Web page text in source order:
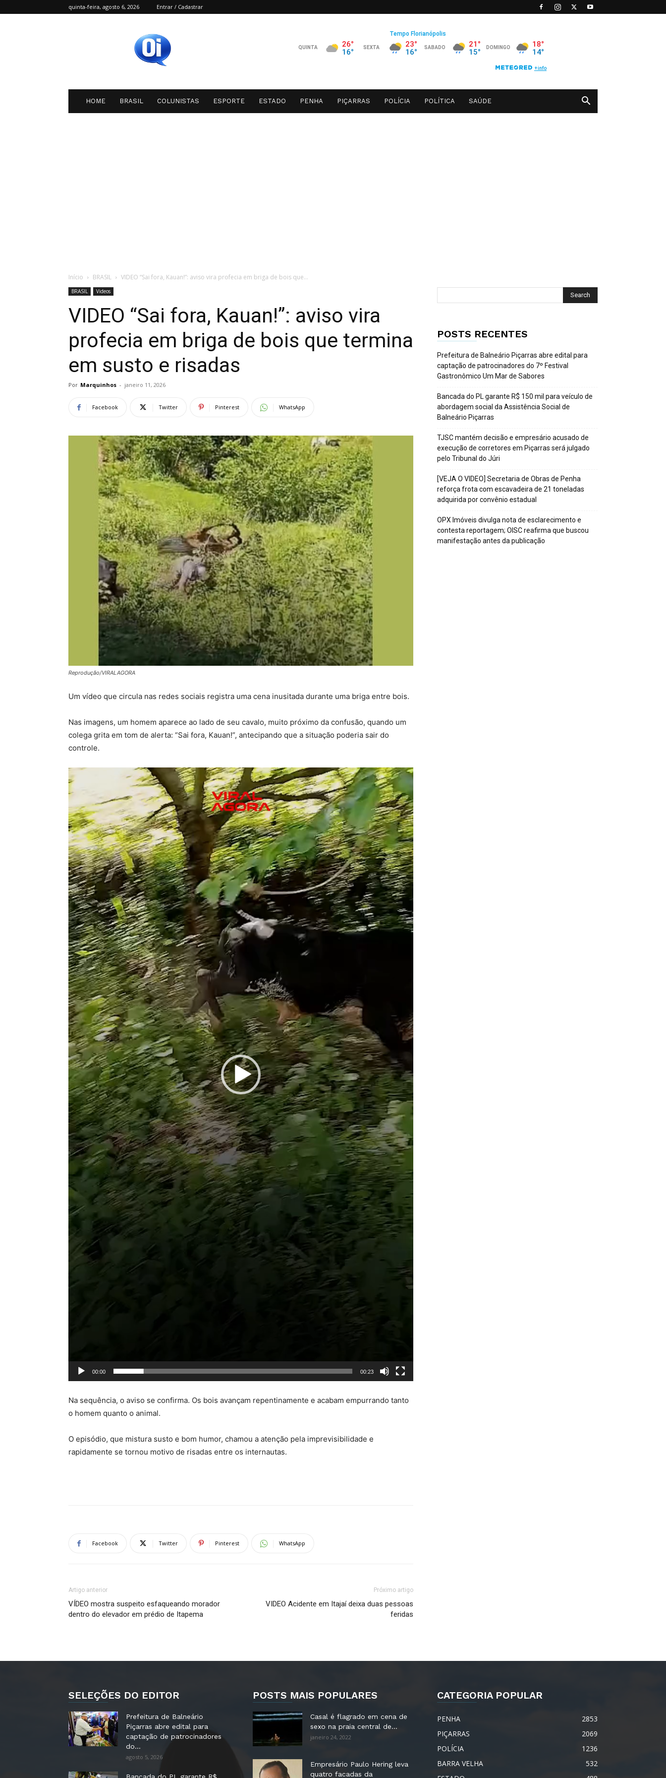
quinta-feira, agosto 6, 2026 Entrar / Cadastrar
HOME BRASIL COLUNISTAS ESPORTE ESTADO PENHA PIÇARRAS POLÍCIA POLÍTICA SAÚDE
Início BRASIL VIDEO “Sai fora, Kauan!”: aviso vira profecia em briga de bois que...
BRASIL Videos
VIDEO “Sai fora, Kauan!”: aviso vira
profecia em briga de bois que termina
em susto e risadas
Por Marquinhos - janeiro 11, 2026
Facebook Twitter Pinterest WhatsApp
Reprodução/VIRALAGORA
Um vídeo que circula nas redes sociais registra uma cena inusitada durante uma briga entre bois.
Nas imagens, um homem aparece ao lado de seu cavalo, muito próximo da confusão, quando um
colega grita em tom de alerta: “Sai fora, Kauan!”, antecipando que a situação poderia sair do
controle.
Tocador
de
vídeo
00:00 00:23
Na sequência, o aviso se confirma. Os bois avançam repentinamente e acabam empurrando tanto
o homem quanto o animal.
O episódio, que mistura susto e bom humor, chamou a atenção pela imprevisibilidade e
rapidamente se tornou motivo de risadas entre os internautas.
Facebook Twitter Pinterest WhatsApp
Artigo anterior
VÍDEO mostra suspeito esfaqueando morador
dentro do elevador em prédio de Itapema
Próximo artigo
VIDEO Acidente em Itajaí deixa duas pessoas
feridas
POSTS RECENTES
Prefeitura de Balneário Piçarras abre edital para
captação de patrocinadores do 7º Festival
Gastronômico Um Mar de Sabores
Bancada do PL garante R$ 150 mil para veículo de
abordagem social da Assistência Social de
Balneário Piçarras
TJSC mantém decisão e empresário acusado de
execução de corretores em Piçarras será julgado
pelo Tribunal do Júri
[VEJA O VIDEO] Secretaria de Obras de Penha
reforça frota com escavadeira de 21 toneladas
adquirida por convênio estadual
OPX Imóveis divulga nota de esclarecimento e
contesta reportagem; OISC reafirma que buscou
manifestação antes da publicação
SELEÇÕES DO EDITOR
Prefeitura de Balneário
Piçarras abre edital para
captação de patrocinadores
do...
agosto 5, 2026
POSTS MAIS POPULARES
Casal é flagrado em cena de
sexo na praia central de...
janeiro 24, 2022
Empresário Paulo Hering leva
quatro facadas da
CATEGORIA POPULAR
PENHA
2853
PIÇARRAS
2069
POLÍCIA
1236
BARRA VELHA
532